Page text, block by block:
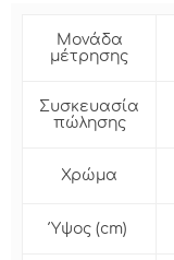
Μονάδα
μέτρησης
Συσκευασία
πώλησης
Χρώμα
Ύψος (cm)